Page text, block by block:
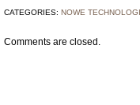
CATEGORIES: NOWE
Comments are closed.